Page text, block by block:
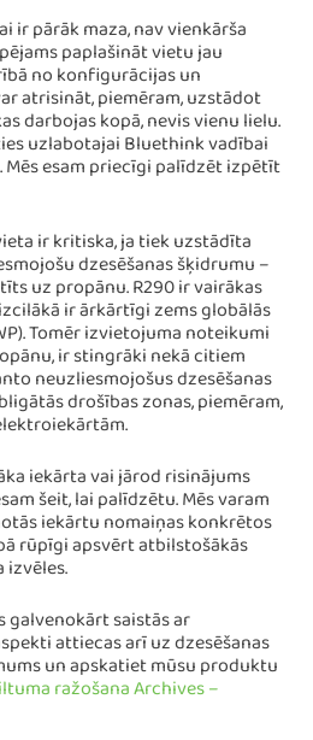
ir pārāk maza, nav vienkārša
paplašināt vietu jau
no konfigurācijas un
atrisināt, piemēram, uzstādot
darbojas kopā, nevis vienu lielu.
uzlabotajai Bluethink vadībai
esam priecīgi palīdzēt izpētīt
ir kritiska, ja tiek uzstādīta
dzesēšanas šķidrumu –
uz propānu. R290 ir vairākas
ir ārkārtīgi zems globālās
Tomēr izvietojuma noteikumi
ir stingrāki nekā citiem
neuzliesmojošus dzesēšanas
drošības zonas, piemēram,
iekārta vai jārod risinājums
šeit, lai palīdzētu. Mēs varam
iekārtu nomaiņas konkrētos
rūpīgi apsvērt atbilstošākās
galvenokārt saistās ar
attiecas arī uz dzesēšanas
un apskatiet mūsu produktu
ražošana Archives –